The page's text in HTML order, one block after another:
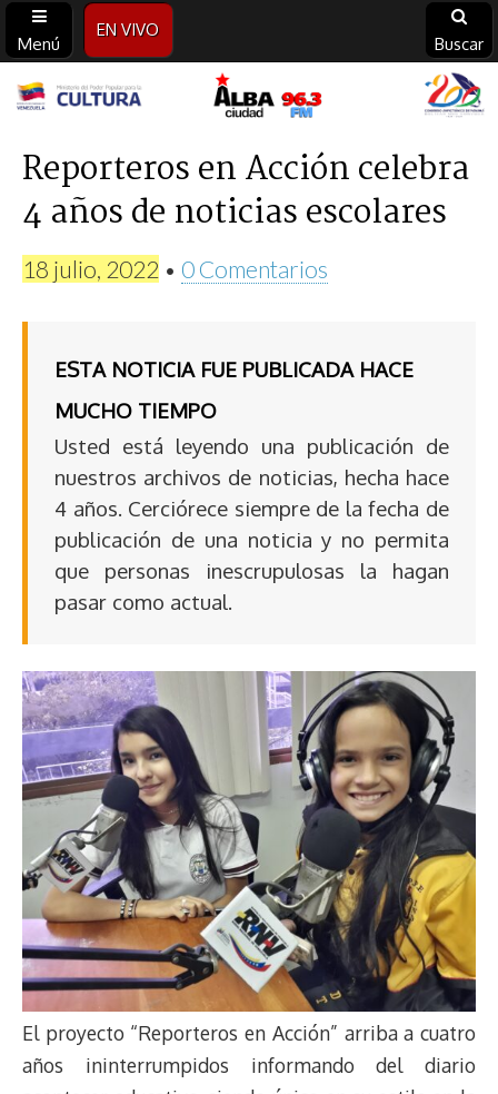
Menú
EN VIVO
Buscar
Alba
Ciudad
96.3
FM
Reporteros en Acción celebra
4 años de noticias escolares
18 julio, 2022 • 0 Comentarios
ESTA NOTICIA FUE PUBLICADA HACE
MUCHO TIEMPO
Usted está leyendo una publicación de
nuestros archivos de noticias, hecha hace
4 años. Cerciórece siempre de la fecha de
publicación de una noticia y no permita
que personas inescrupulosas la hagan
pasar como actual.
El proyecto “Reporteros en Acción” arriba a cuatro
años ininterrumpidos informando del diario